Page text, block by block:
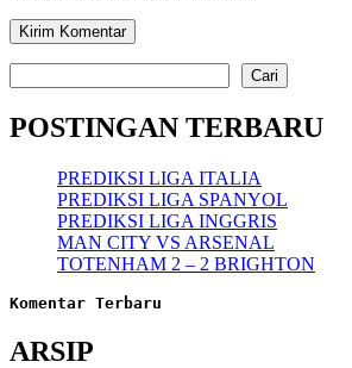
Cari
POSTINGAN TERBARU
PREDIKSI LIGA ITALIA
PREDIKSI LIGA SPANYOL
PREDIKSI LIGA INGGRIS
MAN CITY VS ARSENAL
TOTENHAM 2 – 2 BRIGHTON
Komentar Terbaru
ARSIP